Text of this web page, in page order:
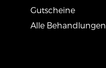
Gutscheine
Alle Behandlungen